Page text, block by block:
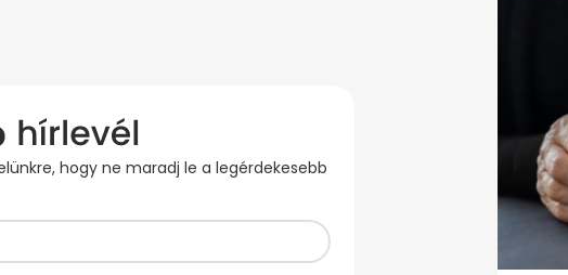
hogy ne maradj le a legérdekesebb